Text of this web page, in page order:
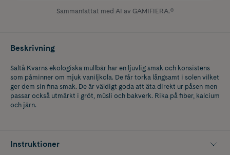
Sammanfattat med AI av GAMIFIERA.®
Beskrivning
Saltå Kvarns ekologiska mullbär har en ljuvlig smak och konsistens
som påminner om mjuk vaniljkola. De får torka långsamt i solen vilket
ger dem sin fina smak. De är väldigt goda att äta direkt ur påsen men
passar också utmärkt i gröt, müsli och bakverk. Rika på fiber, kalcium
och järn.
Instruktioner